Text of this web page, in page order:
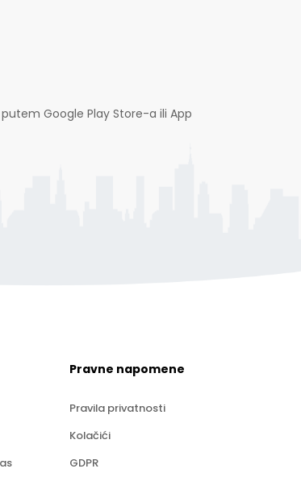
Google Play Store-a ili App
Pravne napomene
Pravila privatnosti
Kolačići
GDPR